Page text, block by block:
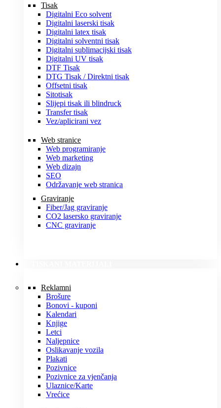
Tisak
Digitalni Eco solvent
Digitalni laserski tisak
Digitalni latex tisak
Digitalni solventni tisak
Digitalni sublimacijski tisak
Digitalni UV tisak
DTF Tisak
DTG Tisak / Direktni tisak
Offsetni tisak
Sitotisak
Slijepi tisak ili blindruck
Transfer tisak
Vez/aplicirani vez
Web stranice
Web programiranje
Web marketing
Web dizajn
SEO
Održavanje web stranica
Graviranje
Fiber/Jag graviranje
CO2 lasersko graviranje
CNC graviranje
Reklamni
Brošure
Bonovi - kuponi
Kalendari
Knjige
Letci
Naljepnice
Oslikavanje vozila
Plakati
Pozivnice
Pozivnice za vjenčanja
Ulaznice/Karte
Vrećice